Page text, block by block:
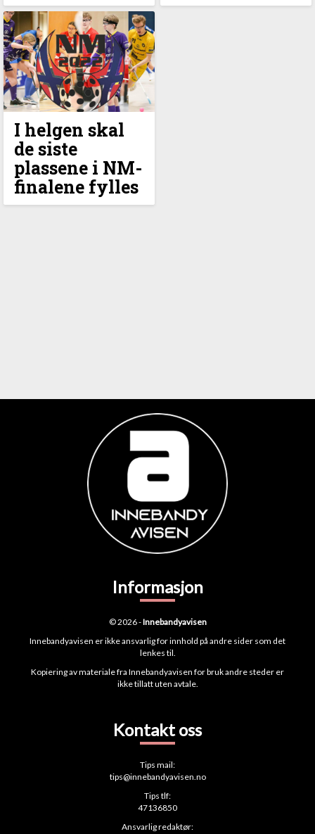
I helgen skal
de siste
plassene i NM-
finalene fylles
Informasjon
© 2026 -Innebandyavisen
Innebandyavisen er ikke ansvarlig for innhold på andre sider som det
lenkes til.
Kopiering av materiale fra Innebandyavisen for bruk andre steder er
ikke tillatt uten avtale.
Kontakt oss
Tips mail:
tips@innebandyavisen.no
Tips tlf:
47136850
Ansvarlig redaktør: